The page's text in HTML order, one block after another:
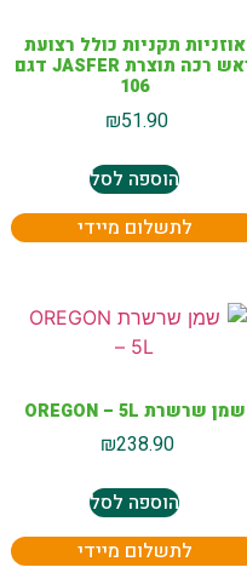
אוזניות תקניות כולל רצועת
ראש רכה תוצרת JASFER דגם
106
₪51.90
הוספה לסל
לתשלום מיידי
שמן שרשרת OREGON – 5L
₪238.90
הוספה לסל
לתשלום מיידי